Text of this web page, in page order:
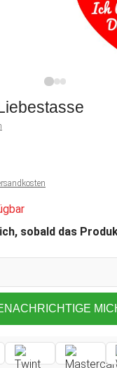
sobald das